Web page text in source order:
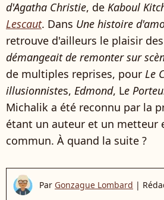
d'Agatha Christie, de Kaboul
Lescaut. Dans Une histoire
retrouve d'ailleurs le plaisir
démangeait de remonter sur
de multiples reprises, pour Le
illusionnistes, Edmond, Le
Michalik a été reconnu par la
étant un auteur et un metteur
commun. À quand la suite ?
Par Gonzague Lombard |